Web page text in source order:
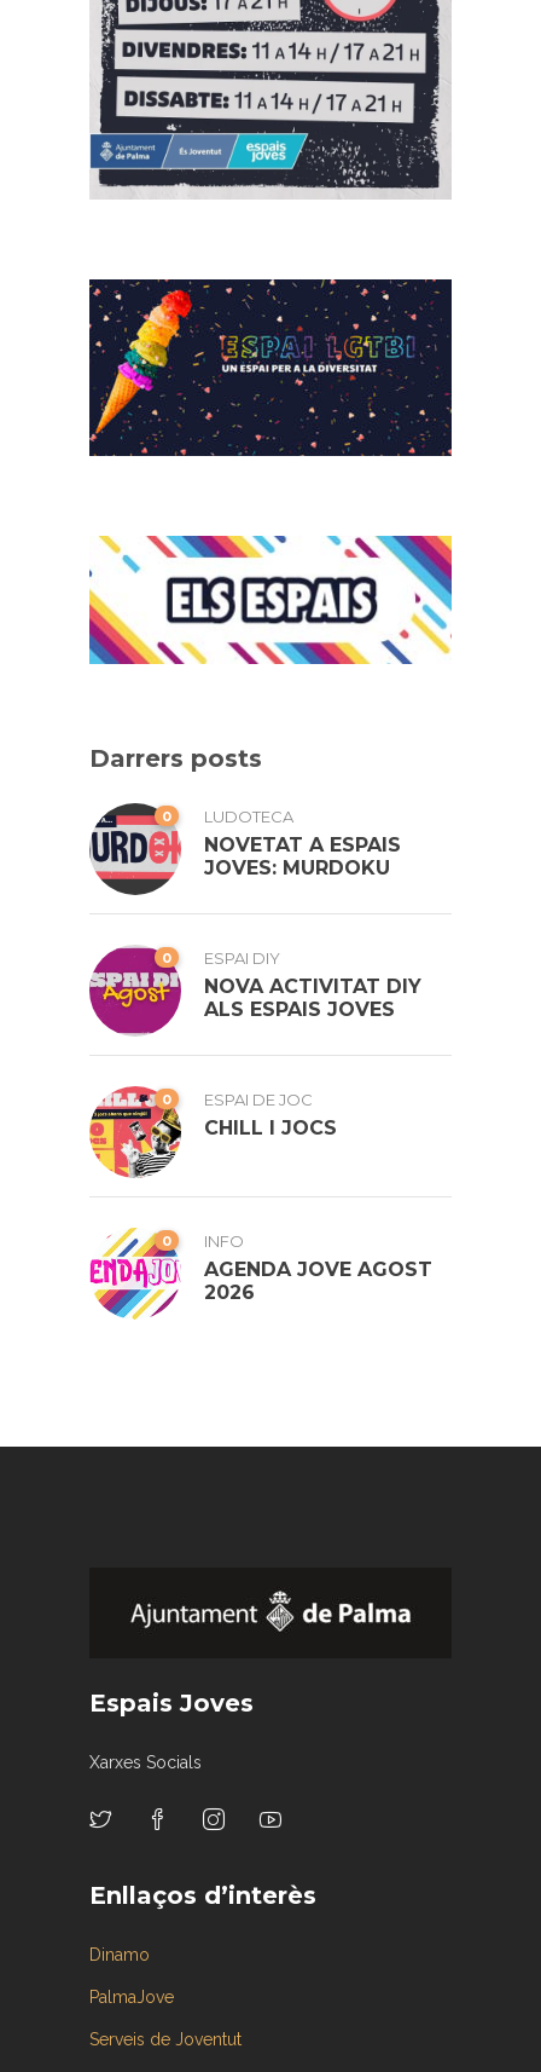
Darrers posts
0 LUDOTECA
NOVETAT A ESPAIS
JOVES: MURDOKU
0 ESPAI DIY
NOVA ACTIVITAT DIY
ALS ESPAIS JOVES
0 ESPAI DE JOC
CHILL I JOCS
0 INFO
AGENDA JOVE AGOST
2026
Espais Joves
Xarxes Socials
Enllaços d’interès
Dinamo
PalmaJove
Serveis de Joventut